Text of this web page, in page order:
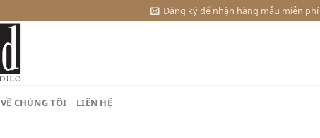
Đăng ký để nhận hàng mẫu miễn phí
VỀ CHÚNG TÔI LIÊN HỆ